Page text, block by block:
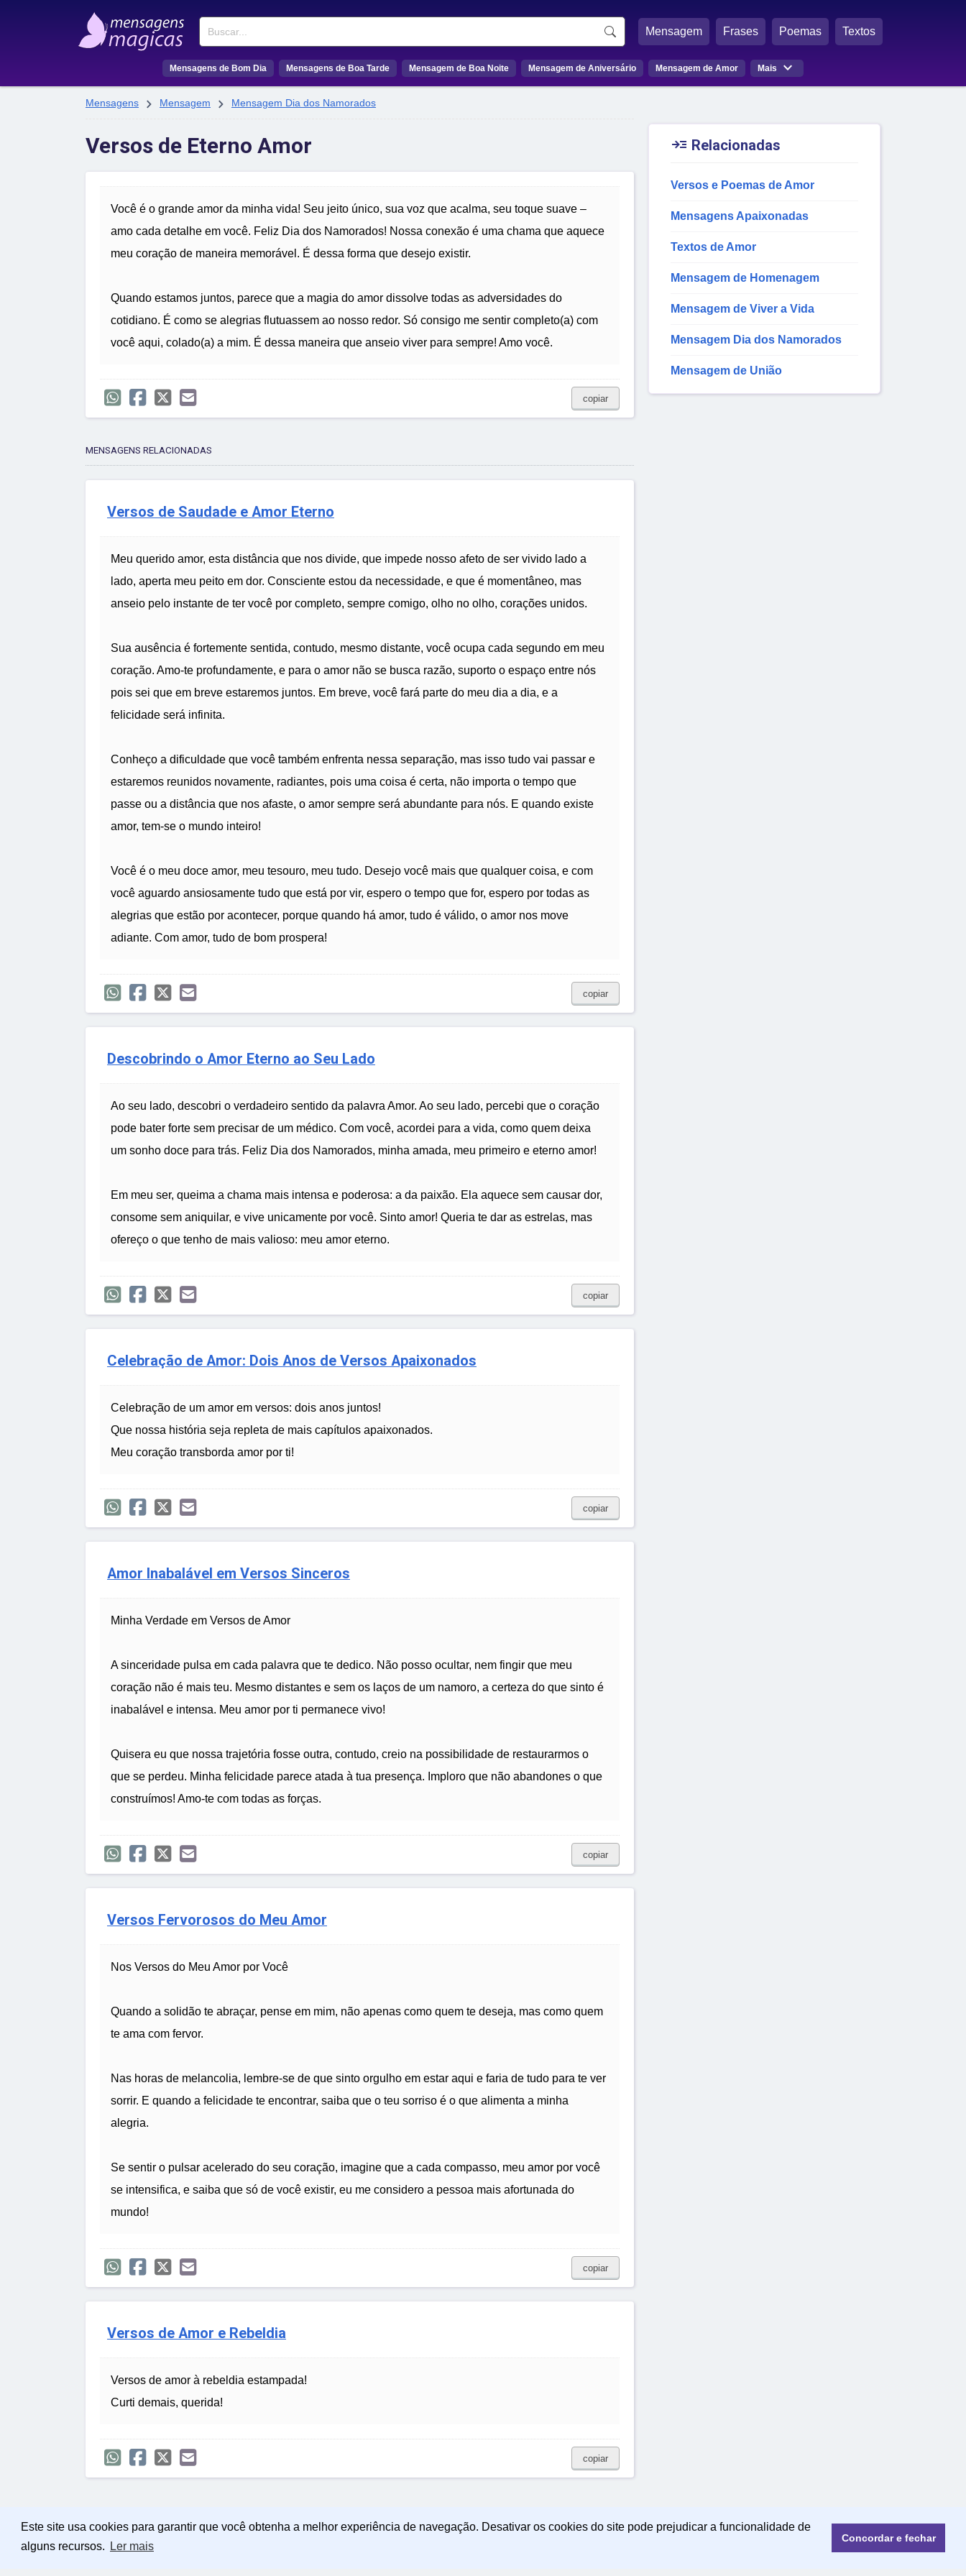
Este site usa cookies para garantir que você obtenha a melhor experiência de navegação. Desativar os cookies do site pode prejudicar a funcionalidade de
alguns recursos.
Ler mais
Concordar e fechar
Buscar Mensagem Frases Poemas Textos
Mensagens de Bom Dia Mensagens de Boa Tarde Mensagem de Boa Noite Mensagem de Aniversário Mensagem de Amor Mais 
Mensagens  Mensagem  Mensagem Dia dos Namorados
Versos de Eterno Amor
Você é o grande amor da minha vida! Seu jeito único, sua voz que acalma, seu toque suave –
amo cada detalhe em você. Feliz Dia dos Namorados! Nossa conexão é uma chama que aquece
meu coração de maneira memorável. É dessa forma que desejo existir.
Quando estamos juntos, parece que a magia do amor dissolve todas as adversidades do
cotidiano. É como se alegrias flutuassem ao nosso redor. Só consigo me sentir completo(a) com
você aqui, colado(a) a mim. É dessa maneira que anseio viver para sempre! Amo você.
copiar
MENSAGENS RELACIONADAS
Versos de Saudade e Amor Eterno
Meu querido amor, esta distância que nos divide, que impede nosso afeto de ser vivido lado a
lado, aperta meu peito em dor. Consciente estou da necessidade, e que é momentâneo, mas
anseio pelo instante de ter você por completo, sempre comigo, olho no olho, corações unidos.
Sua ausência é fortemente sentida, contudo, mesmo distante, você ocupa cada segundo em meu
coração. Amo-te profundamente, e para o amor não se busca razão, suporto o espaço entre nós
pois sei que em breve estaremos juntos. Em breve, você fará parte do meu dia a dia, e a
felicidade será infinita.
Conheço a dificuldade que você também enfrenta nessa separação, mas isso tudo vai passar e
estaremos reunidos novamente, radiantes, pois uma coisa é certa, não importa o tempo que
passe ou a distância que nos afaste, o amor sempre será abundante para nós. E quando existe
amor, tem-se o mundo inteiro!
Você é o meu doce amor, meu tesouro, meu tudo. Desejo você mais que qualquer coisa, e com
você aguardo ansiosamente tudo que está por vir, espero o tempo que for, espero por todas as
alegrias que estão por acontecer, porque quando há amor, tudo é válido, o amor nos move
adiante. Com amor, tudo de bom prospera!
copiar
Descobrindo o Amor Eterno ao Seu Lado
Ao seu lado, descobri o verdadeiro sentido da palavra Amor. Ao seu lado, percebi que o coração
pode bater forte sem precisar de um médico. Com você, acordei para a vida, como quem deixa
um sonho doce para trás. Feliz Dia dos Namorados, minha amada, meu primeiro e eterno amor!
Em meu ser, queima a chama mais intensa e poderosa: a da paixão. Ela aquece sem causar dor,
consome sem aniquilar, e vive unicamente por você. Sinto amor! Queria te dar as estrelas, mas
ofereço o que tenho de mais valioso: meu amor eterno.
copiar
Celebração de Amor: Dois Anos de Versos Apaixonados
Celebração de um amor em versos: dois anos juntos!
Que nossa história seja repleta de mais capítulos apaixonados.
Meu coração transborda amor por ti!
copiar
Amor Inabalável em Versos Sinceros
Minha Verdade em Versos de Amor
A sinceridade pulsa em cada palavra que te dedico. Não posso ocultar, nem fingir que meu
coração não é mais teu. Mesmo distantes e sem os laços de um namoro, a certeza do que sinto é
inabalável e intensa. Meu amor por ti permanece vivo!
Quisera eu que nossa trajetória fosse outra, contudo, creio na possibilidade de restaurarmos o
que se perdeu. Minha felicidade parece atada à tua presença. Imploro que não abandones o que
construímos! Amo-te com todas as forças.
copiar
Versos Fervorosos do Meu Amor
Nos Versos do Meu Amor por Você
Quando a solidão te abraçar, pense em mim, não apenas como quem te deseja, mas como quem
te ama com fervor.
Nas horas de melancolia, lembre-se de que sinto orgulho em estar aqui e faria de tudo para te ver
sorrir. E quando a felicidade te encontrar, saiba que o teu sorriso é o que alimenta a minha
alegria.
Se sentir o pulsar acelerado do seu coração, imagine que a cada compasso, meu amor por você
se intensifica, e saiba que só de você existir, eu me considero a pessoa mais afortunada do
mundo!
copiar
Versos de Amor e Rebeldia
Versos de amor à rebeldia estampada!
Curti demais, querida!
copiar
 Relacionadas
Versos e Poemas de Amor
Mensagens Apaixonadas
Textos de Amor
Mensagem de Homenagem
Mensagem de Viver a Vida
Mensagem Dia dos Namorados
Mensagem de União